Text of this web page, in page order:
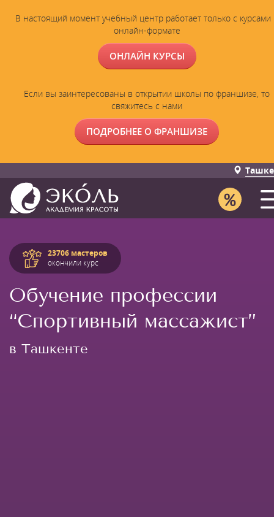
В настоящий момент учебный центр работает только с курсами
онлайн-формате
ОНЛАЙН КУРСЫ
Если вы заинтересованы в открытии школы по франшизе, то
свяжитесь с нами
ПОДРОБНЕЕ О ФРАНШИЗЕ
23706 мастеров
окончили курс
Обучение профессии
“Спортивный массажист”
в Ташкенте